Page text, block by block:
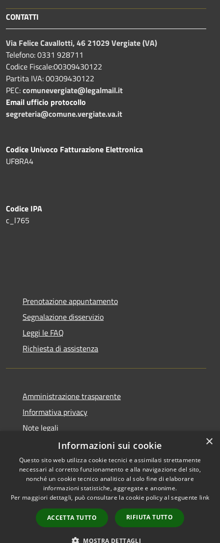
CONTATTI
Via Felice Cavallotti, 46 21029 Vergiate (VA)
Telefono: 0331 928711
Codice Fiscale:00309430122
Partita IVA: 00309430122
PEC:comunevergiate@legalmail.it
Email ufficio protocollo
segreteria@comune.vergiate.va.it
Codice Univoco Fatturazione Elettronica
UF8RA4
Codice IPA
c_l765
Prenotazione appuntamento
Segnalazione disservizio
Leggi le FAQ
Richiesta di assistenza
Amministrazione trasparente
Informativa privacy
Note legali
Dichiarazione di accessibilità
RSS
Accessibilità
Copyright © 2026 • Comune di
Vergiate • Powered by
Municipium•
Accesso
redazione
×
Informazioni sui cookie
Questo sito web utilizza cookie tecnici e assimilati strettamente
necessari al corretto funzionamento e alla navigazione del sito,
nonché un cookie tecnico analitico al solo fine di elaborare
informazioni statistiche, aggregate e anonime.
Per maggiori dettagli, può consultare la cookie policy al seguente link
ACCETTA TUTTO RIFIUTA TUTTO
MOSTRA DETTAGLI